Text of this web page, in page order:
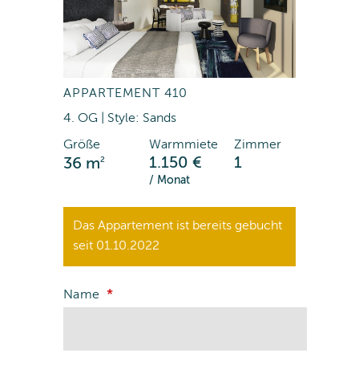
APPARTEMENT 410
4. OG | Style: Sands
Größe
36 m2
Warmmiete
1.150 €
/ Monat
Zimmer
1
Das Appartement ist bereits gebucht
seit 01.10.2022
Name